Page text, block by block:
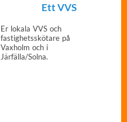
Ett VVS
Er lokala VVS och
fastighetsskötare på
Vaxholm och i
Järfälla/Solna.